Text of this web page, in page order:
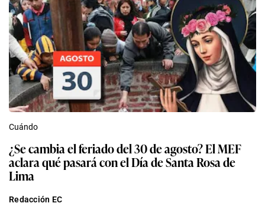
Cuándo
¿Se cambia el feriado del 30 de agosto? El MEF
aclara qué pasará con el Día de Santa Rosa de
Lima
Redacción EC